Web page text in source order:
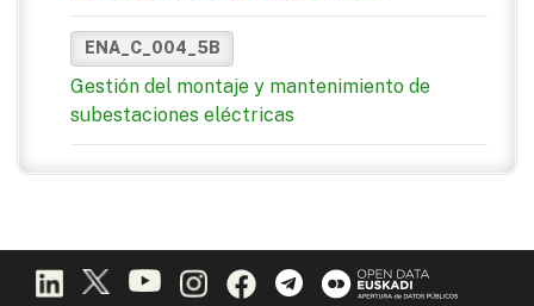
ENA_C_004_5B
Gestión del montaje y mantenimiento de
subestaciones eléctricas